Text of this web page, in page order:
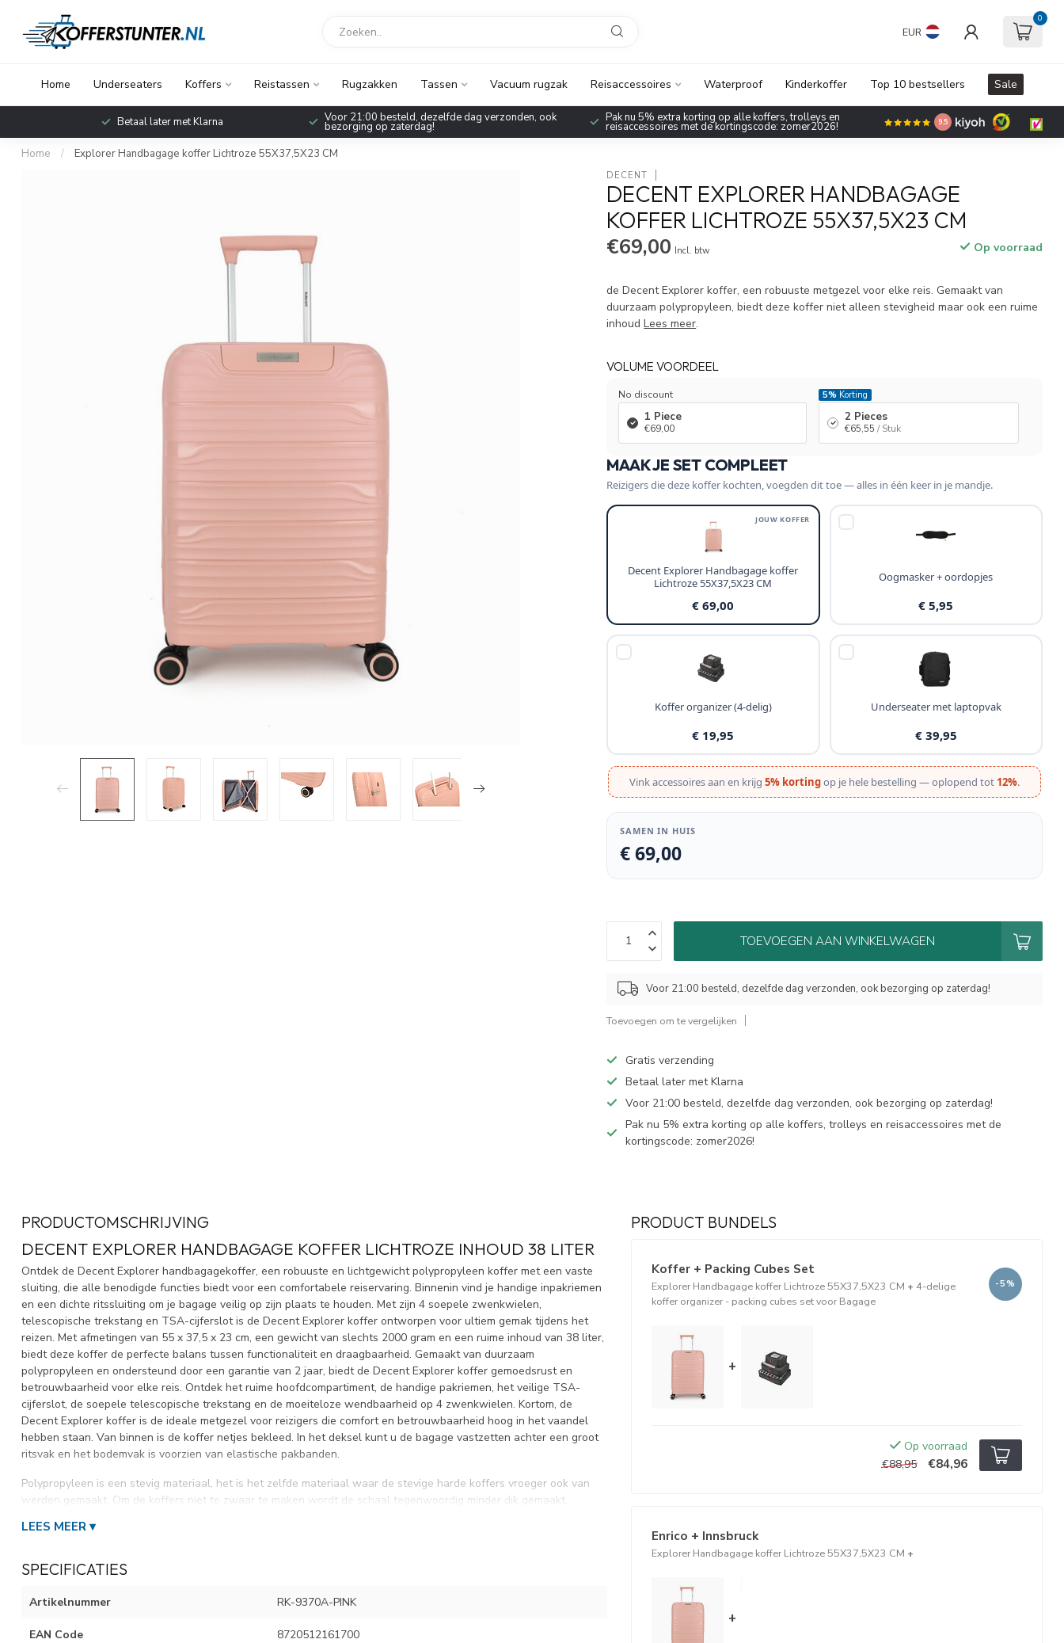
EUR
0
Home Underseaters Koffers Reistassen Rugzakken Tassen Vacuum rugzak Reisaccessoires Waterproof Kinderkoffer Top 10 bestsellers Sale
Betaal later met Klarna Voor 21:00 besteld, dezelfde dag verzonden, ook
bezorging op zaterdag!
Pak nu 5% extra korting op alle koffers, trolleys en
reisaccessoires met de kortingscode: zomer2026! 9.5
Home / Explorer Handbagage koffer Lichtroze 55X37,5X23 CM
DECENT
DECENT EXPLORER HANDBAGAGE
KOFFER LICHTROZE 55X37,5X23 CM
€69,00 Incl. btw Op voorraad
de Decent Explorer koffer, een robuuste metgezel voor elke reis. Gemaakt van
duurzaam polypropyleen, biedt deze koffer niet alleen stevigheid maar ook een ruime
inhoudLees meer.
VOLUME VOORDEEL
No discount
1 Piece
€69,00
5% Korting
2 Pieces
€65,55 / Stuk
MAAK JE SET COMPLEET
Reizigers die deze koffer kochten, voegden dit toe — alles in één keer in je mandje.
JOUW KOFFER
Decent Explorer Handbagage koffer
Lichtroze 55X37,5X23 CM
€ 69,00
Oogmasker + oordopjes
€ 5,95
Koffer organizer (4-delig)
€ 19,95
Underseater met laptopvak
€ 39,95
Vink accessoires aan en krijg5% kortingop je hele bestelling — oplopend tot 12%.
SAMEN IN HUIS
€ 69,00
TOEVOEGEN AAN WINKELWAGEN
Voor 21:00 besteld, dezelfde dag verzonden, ook bezorging op zaterdag!
Toevoegen om te vergelijken
Gratis verzending
Betaal later met Klarna
Voor 21:00 besteld, dezelfde dag verzonden, ook bezorging op zaterdag!
Pak nu 5% extra korting op alle koffers, trolleys en reisaccessoires met de
kortingscode: zomer2026!
PRODUCTOMSCHRIJVING
DECENT EXPLORER HANDBAGAGE KOFFER LICHTROZE INHOUD 38 LITER
Ontdek de Decent Explorer handbagagekoffer, een robuuste en lichtgewicht polypropyleen koffer met een vaste
sluiting, die alle benodigde functies biedt voor een comfortabele reiservaring. Binnenin vind je handige inpakriemen
en een dichte ritssluiting om je bagage veilig op zijn plaats te houden. Met zijn 4 soepele zwenkwielen,
telescopische trekstang en TSA-cijferslot is de Decent Explorer koffer ontworpen voor ultiem gemak tijdens het
reizen. Met afmetingen van 55 x 37,5 x 23 cm, een gewicht van slechts 2000 gram en een ruime inhoud van 38 liter,
biedt deze koffer de perfecte balans tussen functionaliteit en draagbaarheid. Gemaakt van duurzaam
polypropyleen en ondersteund door een garantie van 2 jaar, biedt de Decent Explorer koffer gemoedsrust en
betrouwbaarheid voor elke reis. Ontdek het ruime hoofdcompartiment, de handige pakriemen, het veilige TSA-
cijferslot, de soepele telescopische trekstang en de moeiteloze wendbaarheid op 4 zwenkwielen. Kortom, de
Decent Explorer koffer is de ideale metgezel voor reizigers die comfort en betrouwbaarheid hoog in het vaandel
hebben staan. Van binnen is de koffer netjes bekleed. In het deksel kunt u de bagage vastzetten achter een groot
ritsvak en het bodemvak is voorzien van elastische pakbanden.
Polypropyleen is een stevig materiaal, het is het zelfde materiaal waar de stevige harde koffers vroeger ook van
werden gemaakt. Om de koffers niet te zwaar te maken wordt de schaal tegenwoordig minder dik gemaakt,
zeker niet minder stevig.
KENMERKEN EXPLORER HANDBAGAGE KOFFER LICHTROZE INHOUD 38 LITER:
Materiaal
Type
LEES MEER ▾
SPECIFICATIES
Artikelnummer RK-9370A-PINK
EAN Code 8720512161700
PRODUCT BUNDELS
Koffer + Packing Cubes Set
Explorer Handbagage koffer Lichtroze 55X37,5X23 CM + 4-delige
koffer organizer - packing cubes set voor Bagage
-5%
+
Op voorraad
€88,95
€84,96
Enrico + Innsbruck
Explorer Handbagage koffer Lichtroze 55X37,5X23 CM +
+